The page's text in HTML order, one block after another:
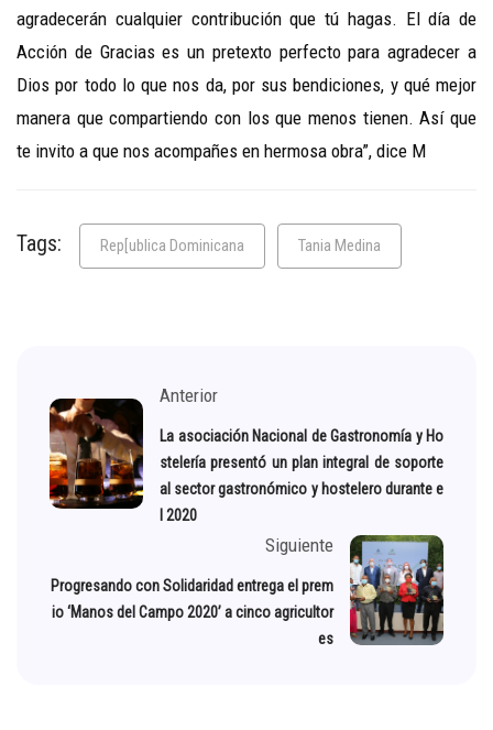
agradecerán cualquier contribución que tú hagas. El día de
Acción de Gracias es un pretexto perfecto para agradecer a
Dios por todo lo que nos da, por sus bendiciones, y qué mejor
manera que compartiendo con los que menos tienen. Así que
te invito a que nos acompañes en hermosa obra”, dice M
Tags: Rep[ublica Dominicana Tania Medina
Anterior
La asociación Nacional de Gastronomía y Ho
stelería presentó un plan integral de soporte
al sector gastronómico y hostelero durante e
l 2020
Siguiente
Progresando con Solidaridad entrega el prem
io ‘Manos del Campo 2020’ a cinco agricultor
es